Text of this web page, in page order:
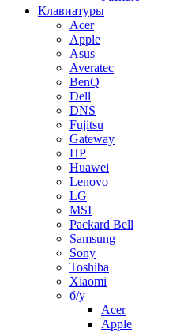
Клавиатуры
Acer
Apple
Asus
Averatec
BenQ
Dell
DNS
Fujitsu
Gateway
HP
Huawei
Lenovo
LG
MSI
Packard Bell
Samsung
Sony
Toshiba
Xiaomi
б/у
Acer
Apple